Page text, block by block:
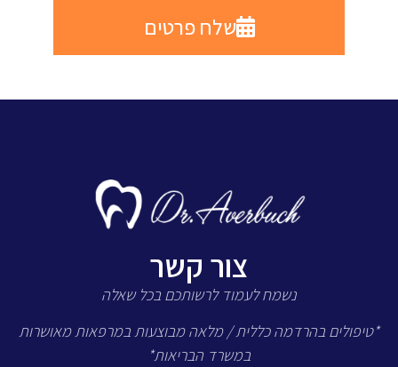
שלח פרטים
צור קשר
נשמח לעמוד לרשותכם בכל שאלה
*טיפולים בהרדמה כללית / מלאה מבוצעות במרפאות מאושרות
במשרד הבריאות*